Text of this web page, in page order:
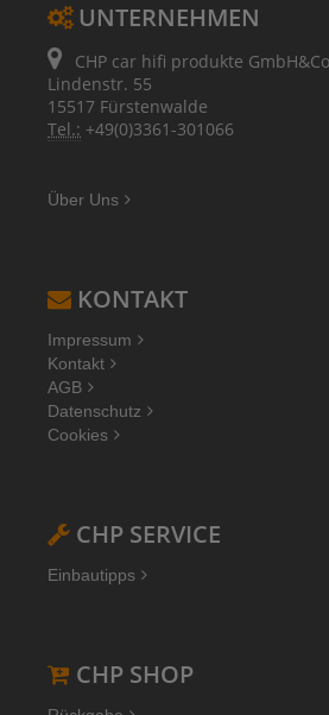
UNTERNEHMEN
CHP car hifi produkte
Lindenstr. 55
15517 Fürstenwalde
Tel.: +49(0)3361-301066
Über Uns
KONTAKT
Impressum
Kontakt
AGB
Datenschutz
Cookies
CHP SERVICE
Einbautipps
CHP SHOP